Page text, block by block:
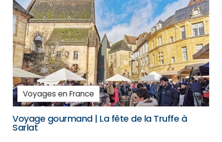
Voyages en France
Voyage gourmand | La fête de la Truffe à
Sarlat